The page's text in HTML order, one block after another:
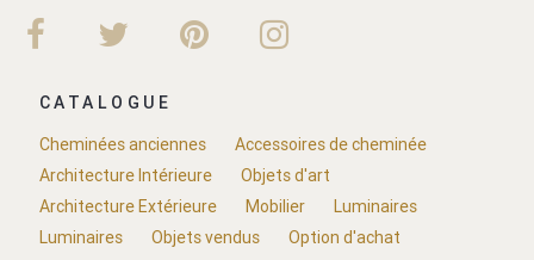
CATALOGUE
Cheminées anciennes
Accessoires de cheminée
Architecture Intérieure
Objets d'art
Architecture Extérieure
Mobilier
Luminaires
Luminaires
Objets vendus Option d'achat